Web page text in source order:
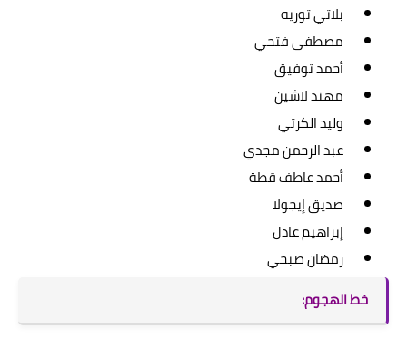
بلاتي توريه
مصطفى فتحي
أحمد توفيق
مهند لاشين
وليد الكرتي
عبد الرحمن مجدي
أحمد عاطف قطة
صديق إيجولا
إبراهيم عادل
رمضان صبحي
خط الهجوم: